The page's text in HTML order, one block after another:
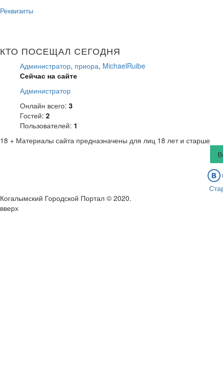
Реквизиты
КТО ПОСЕЩАЛ СЕГОДНЯ
Администратор, приора, MichaelRuibe
Сейчас на сайте
Администратор
Онлайн всего: 3
Гостей: 2
Пользователей: 1
18 + Материалы сайта предназначены для лиц 18 лет и старше
Когалымский Городской Портал © 2020.
вверх